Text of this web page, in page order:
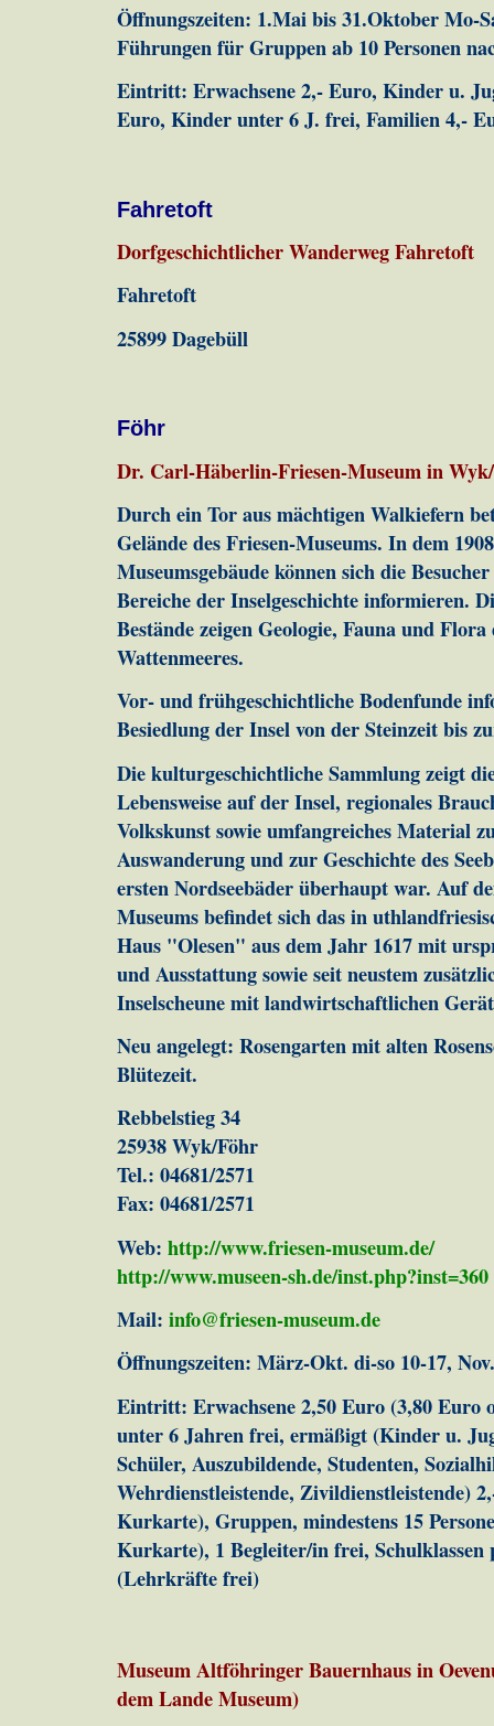
Öffnungszeiten: 1.Mai bis 31.Oktober Mo-
Führungen für Gruppen ab 10 Personen
Eintritt: Erwachsene 2,- Euro, Kinder u.
Euro, Kinder unter 6 J. frei, Familien 4,-
Fahretoft
Dorfgeschichtlicher Wanderweg Fahretoft
Fahretoft
25899 Dagebüll
Föhr
Dr. Carl-Häberlin-Friesen-Museum in
Durch ein Tor aus mächtigen Walkiefern
Gelände des Friesen-Museums. In dem
Museumsgebäude können sich die
Bereiche der Inselgeschichte informieren.
Bestände zeigen Geologie, Fauna und
Wattenmeeres.
Vor- und frühgeschichtliche Bodenfunde
Besiedlung der Insel von der Steinzeit bis
Die kulturgeschichtliche Sammlung zeigt
Lebensweise auf der Insel, regionales
Volkskunst sowie umfangreiches Material
Auswanderung und zur Geschichte des
ersten Nordseebäder überhaupt war. Auf
Museums befindet sich das in
Haus "Olesen" aus dem Jahr 1617 mit
und Ausstattung sowie seit neustem
Inselscheune mit landwirtschaftlichen
Neu angelegt: Rosengarten mit alten
Blütezeit.
Rebbelstieg 34
25938 Wyk/Föhr
Tel.: 04681/2571
Fax: 04681/2571
Web:http://www.friesen-museum.de/
http://www.museen-sh.de/inst.php?inst=360
Mail:info@friesen-museum.de
Öffnungszeiten: März-Okt. di-so 10-17,
Eintritt: Erwachsene 2,50 Euro (3,80
unter 6 Jahren frei, ermäßigt (Kinder u.
Schüler, Auszubildende, Studenten,
Wehrdienstleistende, Zivildienstleistende)
Kurkarte), Gruppen, mindestens 15
Kurkarte), 1 Begleiter/in frei,
(Lehrkräfte frei)
Museum Altföhringer Bauernhaus in
dem Lande Museum)